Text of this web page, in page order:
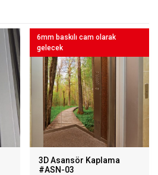
6mm baskılı cam olarak
gelecek
3D Asansör Kaplama
#ASN-03